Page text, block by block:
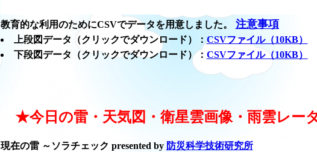
教育的な利用のためにCSVでデータを用意しました。 注意事項
上段図データ（クリックでダウンロード）： CSVファイル（10KB）
下段図データ（クリックでダウンロード）： CSVファイル（10KB）
★今日の雷・天気図・衛星雲画像・雨雲レー
現在の雷 ～ソラチェック presented by 防災科学技術研究所